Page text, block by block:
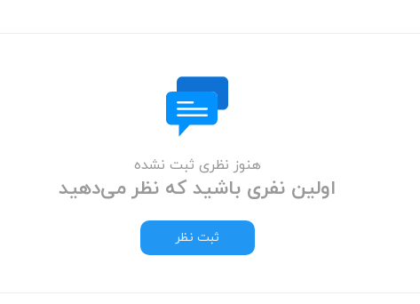
هنوز نظری ثبت نشده
اولین نفری باشید که نظر می‌دهید
ثبت نظر